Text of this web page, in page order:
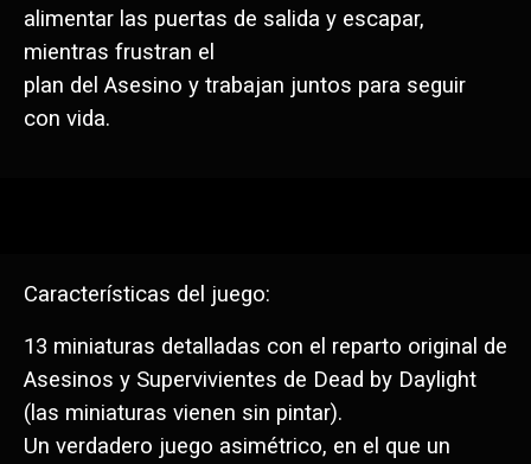
alimentar las puertas de salida y escapar,
mientras frustran el
plan del Asesino y trabajan juntos para seguir
con vida.
Características del juego:
13 miniaturas detalladas con el reparto original de
Asesinos y Supervivientes de Dead by Daylight
(las miniaturas vienen sin pintar).
Un verdadero juego asimétrico, en el que un